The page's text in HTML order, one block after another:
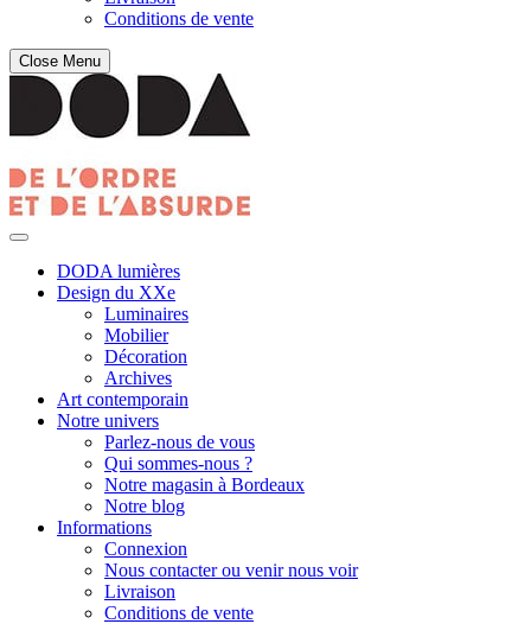
Conditions de vente
Close Menu
DODA lumières
Design du XXe
Luminaires
Mobilier
Décoration
Archives
Art contemporain
Notre univers
Parlez-nous de vous
Qui sommes-nous ?
Notre magasin à Bordeaux
Notre blog
Informations
Connexion
Nous contacter ou venir nous voir
Livraison
Conditions de vente